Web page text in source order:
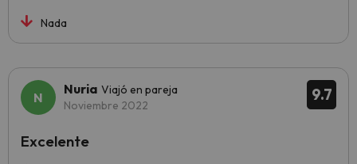
Nada
9.7
Nuria Viajó en pareja
Noviembre 2022
Excelente